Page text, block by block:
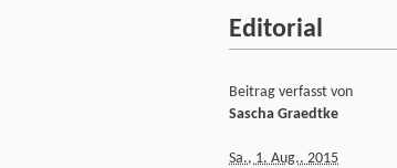
Editorial
Beitrag verfasst von
Sascha Graedtke
Sa., 1. Aug.. 2015